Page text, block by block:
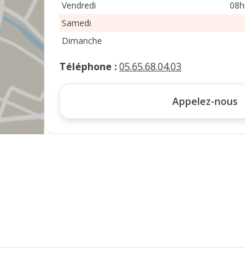
Vendredi
Samedi
Dimanche
Téléphone :05.65.68.04.03
Appelez-nous